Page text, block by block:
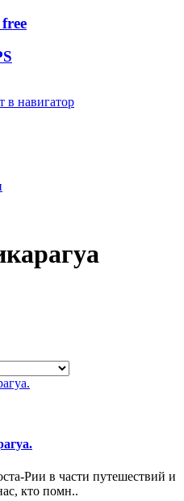
в навигатор
Рии в части путешествий и
кто помн..